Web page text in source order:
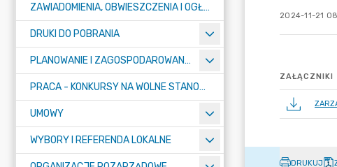
ZAWIADOMIENIA, OBWIESZCZENIA I OGŁOSZENIA
DRUKI DO POBRANIA
PLANOWANIE I ZAGOSPODAROWANIE PRZESTRZENNE
PRACA - KONKURSY NA WOLNE STANOWISKA
UMOWY
WYBORY I REFERENDA LOKALNE
2024-11-21
ZAŁĄCZNIKI
DRUKUJ